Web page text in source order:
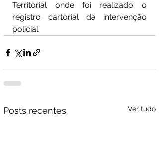
Territorial onde foi realizado o
registro cartorial da intervenção
policial.
Posts recentes Ver tudo